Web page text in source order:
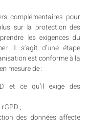
complémentaires pour
sur la protection des
les exigences du
Il s’agit d’une étape
est conforme à la
mesure de :
et ce qu’il exige des
;
des données affecte